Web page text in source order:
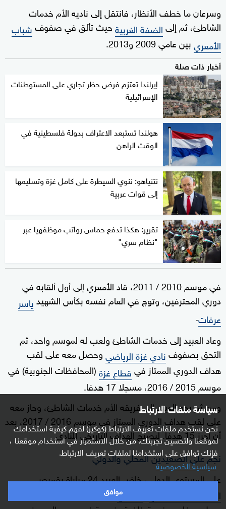
سياسة ملفات الارتباط
نحن نستخدم ملفات تعريف الارتباط (كوكيز) لفهم كيفية استخدامك
لموقعنا ولتحسين تجربتك. من خلال الاستمرار في استخدام موقعنا ،
فإنك توافق على استخدامنا لملفات تعريف الارتباط.
سياسية الخصوصية
موافق
وسرعان ما خطف الأنظار، فانتقل إلى ناديه الأم خدمات
الشاطئ، ثم إلىالضفة الغربيةحيث تألق في صفوفشباب
الأمعريبين عامي 2009 و2013.
أخبار ذات صلة
إيرلندا تعتزم فرض حظر تجاري على المستوطنات
الإسرائيلية
هولندا تستبعد الاعتراف بدولة فلسطينية في
الوقت الراهن
نتنياهو: ننوي السيطرة على كامل غزة وتسليمها
إلى قوات عربية
تقرير: هكذا تدفع حماس رواتب موظفهيا عبر
"نظام سري"
في موسم 2010 / 2011، قاد الأمعري إلى أول ألقابه في
دوري المحترفين، وتوج في العام نفسه بكأس الشهيدياسر
عرفات.
وعاد العبيد إلى خدمات الشاطئ ولعب له لموسم واحد، ثم
التحق بصفوفنادي غزة الرياضيوحصل معه على لقب
هداف الدوري الممتاز فيقطاع غزة(المحافظات الجنوبية) في
موسم 2015 / 2016، مسجلا 17 هدفا.
ومن ثم رجع العبيد إلى فريقه الأم خدمات الشاطئ، وحاز معه
على لقب هداف الدوري الممتاز في موسم 2016 / 2017، بعد
أن أحرز 15 هدفا. ليصبح الهداف التاريخي للنادي.
نجم على الصعيدين المحلي والدولي
على المستوى الدولي، خاض العبيد 24 مباراة بقميص
المنتخب الفلسطيني
الفدائي" ، وترك بصمة لا تنسى حين